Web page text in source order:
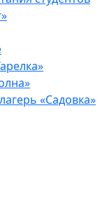
«Садовка»